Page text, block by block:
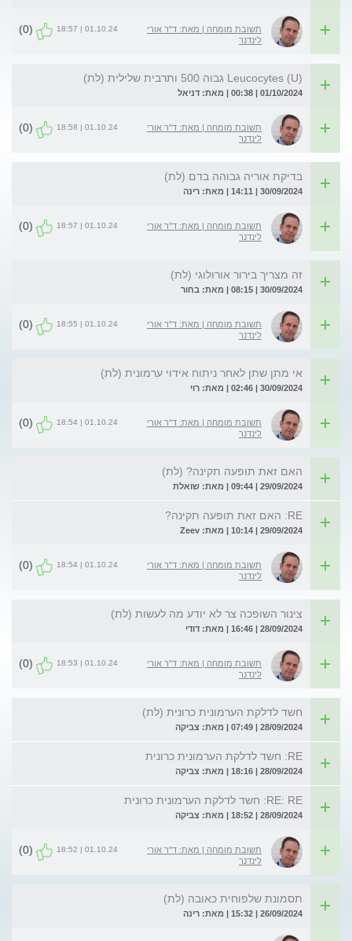
תשובת מומחה | מאת: ד"ר אורי
לינדנר
01.10.24 | 18:57
(0)
Leucocytes (U) גבוה 500 ותרבית שלילית (לת)
01/10/2024 | 00:38 | מאת: דניאל
תשובת מומחה | מאת: ד"ר אורי
לינדנר
01.10.24 | 18:58
(0)
בדיקת אוריה גבוהה בדם (לת)
30/09/2024 | 14:11 | מאת: רינה
תשובת מומחה | מאת: ד"ר אורי
לינדנר
01.10.24 | 18:57
(0)
זה מצריך בירור אורולוגי (לת)
30/09/2024 | 08:15 | מאת: בחור
תשובת מומחה | מאת: ד"ר אורי
לינדנר
01.10.24 | 18:55
(0)
אי מתן שתן לאחר ניתוח אידוי ערמונית (לת)
30/09/2024 | 02:46 | מאת: רוי
תשובת מומחה | מאת: ד"ר אורי
לינדנר
01.10.24 | 18:54
(0)
האם זאת תופעה תקינה? (לת)
29/09/2024 | 09:44 | מאת: שואלת
RE: האם זאת תופעה תקינה?
29/09/2024 | 10:14 | מאת: Zeev
תשובת מומחה | מאת: ד"ר אורי
לינדנר
01.10.24 | 18:54
(0)
צינור השופכה צר לא יודע מה לעשות (לת)
28/09/2024 | 16:46 | מאת: דודי
תשובת מומחה | מאת: ד"ר אורי
לינדנר
01.10.24 | 18:53
(0)
חשד לדלקת הערמונית כרונית (לת)
28/09/2024 | 07:49 | מאת: צביקה
RE: חשד לדלקת הערמונית כרונית
28/09/2024 | 18:16 | מאת: צביקה
RE: RE: חשד לדלקת הערמונית כרונית
28/09/2024 | 18:52 | מאת: צביקה
תשובת מומחה | מאת: ד"ר אורי
לינדנר
01.10.24 | 18:52
(0)
תסמונת שלפוחית כאובה (לת)
26/09/2024 | 15:32 | מאת: רינה